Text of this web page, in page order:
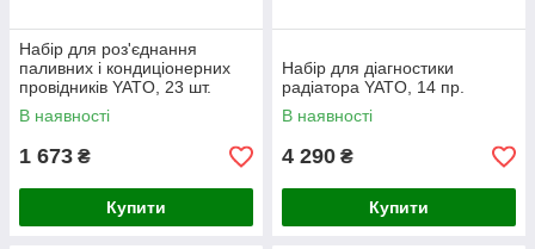
Набір для роз'єднання
паливних і кондиціонерних
провідників YATO, 23 шт.
В наявності
1 673 ₴
Купити
Набір для діагностики
радіатора YATO, 14 пр.
В наявності
4 290 ₴
Купити